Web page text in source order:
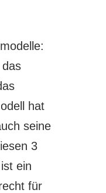
hat
seine
3
ein
für